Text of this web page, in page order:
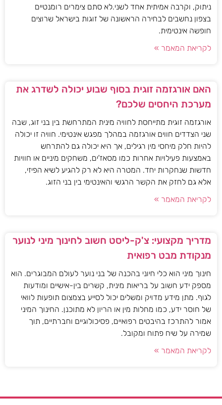
ניתוק, וקרבה אמיתית אחד לשני.לא סתם צימרים רומנטיים
בצפון נחשבים לבחירה הראשונה של זוגות בישראל שרוצים
חופשה אינטימית.
לקריאת המאמר »
האם אורגזמה זוגית בסוף שבוע יכולה לשדרג את
מערכת היחסים שלכם?
אורגזמה זוגית מתייחסת לחוויה מינית המתרחשת בין בני זוג, שבה
שני הצדדים חווים אורגזמה במהלך מפגש אינטימי. חוויה זו יכולה
להיות חלק מיחסי מין רגילים, אך היא יכולה גם להתרחש
באמצעות פעילויות אחרות כמו מסאז'ים, משחקים מיניים או חוויות
חדשות שנחקרות יחד. המטרה היא לא רק להגיע לשיא הפיזי,
אלא גם לחזק את הקשר הרגשי והאינטימי בין בני הזוג.
לקריאת המאמר »
מדריך מקצועי: צ'ק-ליסט חשוב לחינוך מיני לנוער
מנקודת מבט רפואית
חינוך מיני הוא כלי חיוני בהכנה של בני נוער לעולם המבוגרים. הוא
מספק ידע חשוב על בריאות מינית, קשרים בין-אישיים ומודעות
לגוף. מתן מידע מדויק ומשלים יכול לסייע בצמצום תופעות לוואי
של חוסר ידע, כמו מחלות מין או הריון לא מתוכנן. החינוך המיני
אמור להתרכז בהיבטים רפואיים, פסיכולוגיים וחברתיים, תוך
שמירה על שיח פתוח ומקובל.
לקריאת המאמר »